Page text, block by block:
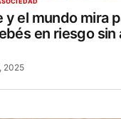
y el mundo mira
en riesgo sin
2025